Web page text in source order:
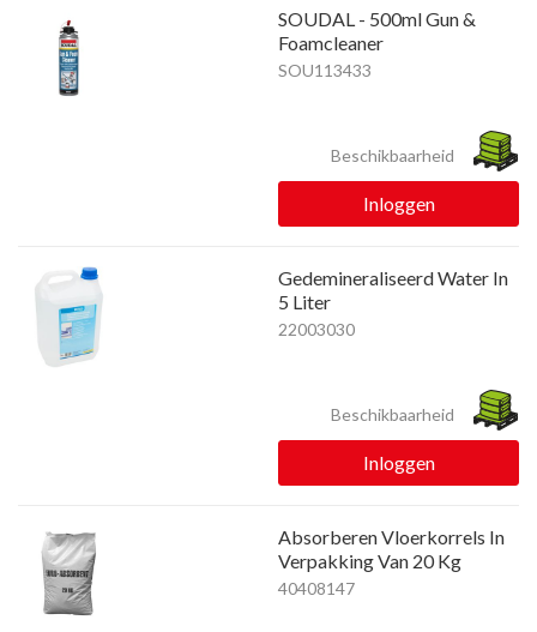
SOUDAL - 500ml Gun &
Foamcleaner
SOU113433
Beschikbaarheid
Inloggen
Gedemineraliseerd Water In
5 Liter
22003030
Beschikbaarheid
Inloggen
Absorberen Vloerkorrels In
Verpakking Van 20 Kg
40408147